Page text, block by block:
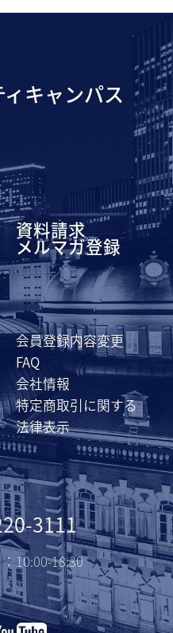
キャンパス
資料請求
メルマガ登録
会員登録内容変更
FAQ
会社情報
特定商取引に関する
法律表示
3111
10:00-18:30